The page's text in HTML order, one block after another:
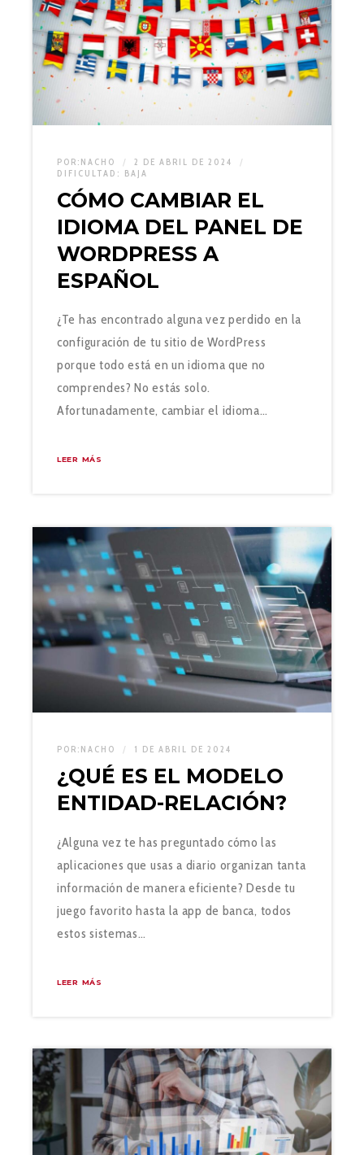
POR: NACHO
2 DE ABRIL DE 2024
DIFICULTAD: BAJA
CÓMO CAMBIAR EL
IDIOMA DEL PANEL DE
WORDPRESS A
ESPAÑOL
¿Te has encontrado alguna vez perdido en la
configuración de tu sitio de WordPress
porque todo está en un idioma que no
comprendes? No estás solo.
Afortunadamente, cambiar el idioma…
LEER MÁS
POR: NACHO 1 DE ABRIL DE 2024
¿QUÉ ES EL MODELO
ENTIDAD-RELACIÓN?
¿Alguna vez te has preguntado cómo las
aplicaciones que usas a diario organizan tanta
información de manera eficiente? Desde tu
juego favorito hasta la app de banca, todos
estos sistemas…
LEER MÁS